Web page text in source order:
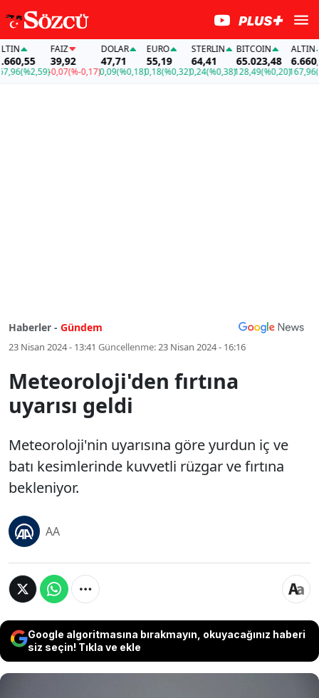
(%2,59)
FAİZ
39,92
-0,07(%-0,17)
DOLAR
47,71
0,09(%0,18)
EURO
55,19
0,18(%0,32)
STERLIN
64,41
0,24(%0,38)
BITCOIN
65.023,48
128,49(%0,20)
ALTIN
6.660,55
167,96
Haberler - Gündem
23 Nisan 2024 - 13:41 Güncellenme:23 Nisan 2024 - 16:16
Meteoroloji'den fırtına
uyarısı geldi
Meteoroloji'nin uyarısına göre yurdun iç ve
batı kesimlerinde kuvvetli rüzgar ve fırtına
bekleniyor.
AA
Google algoritmasına bırakmayın, okuyacağınız haberi
siz seçin! Tıkla ve ekle